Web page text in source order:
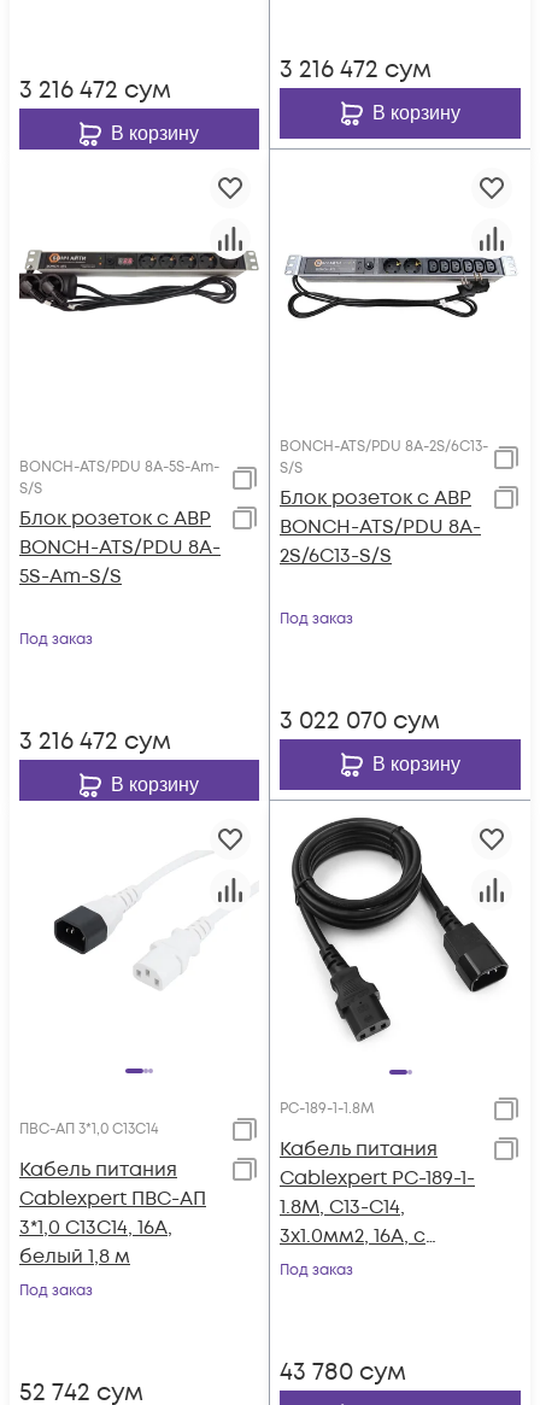
3 216 472 сум
В корзину
3 216 472 сум
В корзину
BONCH-ATS/PDU 8A-5S-Am-
S/S
Блок розеток с АВР
BONCH-ATS/PDU 8A-
5S-Am-S/S
Под заказ
3 216 472 сум
В корзину
BONCH-ATS/PDU 8A-2S/6C13-
S/S
Блок розеток с АВР
BONCH-ATS/PDU 8A-
2S/6C13-S/S
Под заказ
3 022 070 сум
В корзину
ПВС-АП 3*1,0 С13С14
Кабель питания
Cablexpert ПВС-АП
3*1,0 С13С14, 16A,
белый 1,8 м
Под заказ
52 742 сум
PC-189-1-1.8M
Кабель питания
Cablexpert PC-189-1-
1.8M, C13-C14,
3x1.0мм2, 16А, с
заземлением, 1.8м,
Под заказ
43 780 сум